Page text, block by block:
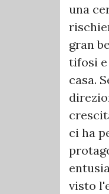
una
gran
tifosi
casa.
ci ha
visto